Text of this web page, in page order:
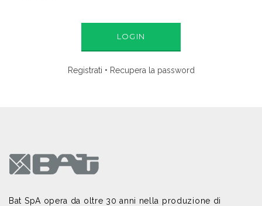
Registrati • Recupera la password
Bat SpA opera da oltre 30 anni nella produzione di